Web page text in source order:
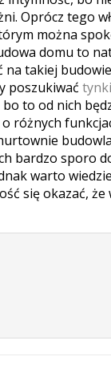
Oprócz tego
można
domu to
na takiej
poszukiwać
to od nich
różnych
bardzo sporo
warto
się okazać, że